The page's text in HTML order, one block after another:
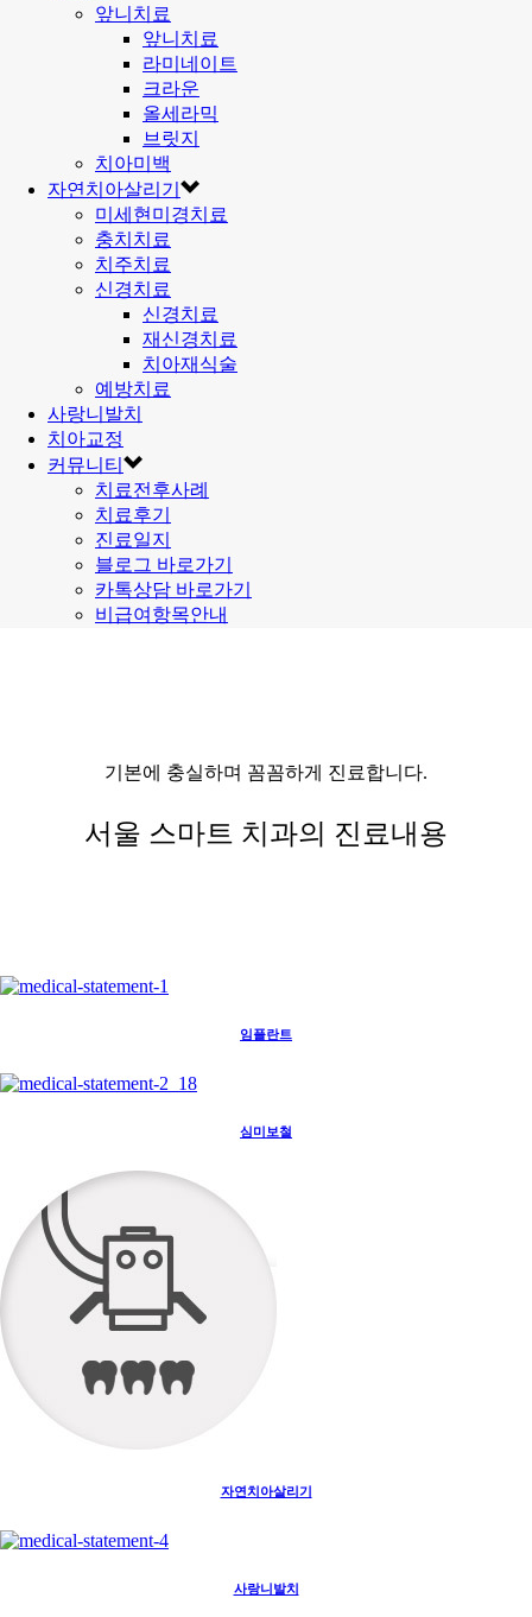
앞니치료
앞니치료
라미네이트
크라운
올세라믹
브릿지
치아미백
자연치아살리기
미세현미경치료
충치치료
치주치료
신경치료
신경치료
재신경치료
치아재식술
예방치료
사랑니발치
치아교정
커뮤니티
치료전후사례
치료후기
진료일지
블로그 바로가기
카톡상담 바로가기
비급여항목안내
기본에 충실하며 꼼꼼하게 진료합니다.
서울 스마트 치과의 진료내용
임플란트
심미보철
자연치아살리기
사랑니발치